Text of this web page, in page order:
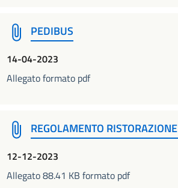
PEDIBUS
14-04-2023
Allegato formato pdf
REGOLAMENTO
12-12-2023
Allegato 88.41 KB formato pdf